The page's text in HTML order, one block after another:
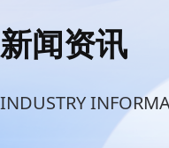
新闻资讯
INDUSTRY